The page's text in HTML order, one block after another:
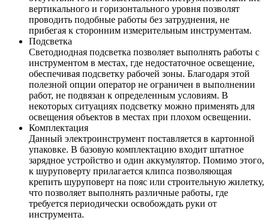
вертикального и горизонтального уровня позволят
проводить подобные работы без затруднения, не
прибегая к сторонним измерительным инструментам.
Подсветка
Светодиодная подсветка позволяет выполнять работы с
инструментом в местах, где недостаточное освещение,
обеспечивая подсветку рабочей зоны. Благодаря этой
полезной опции оператор не ограничен в выполнении
работ, не подвязан к определенным условиям. В
некоторых ситуациях подсветку можно применять для
освещения объектов в местах при плохом освещении.
Комплектация
Данный электроинструмент поставляется в картонной
упаковке. В базовую комплектацию входит штатное
зарядное устройство и один аккумулятор. Помимо этого,
к шуруповерту прилагается клипса позволяющая
крепить шуруповерт на пояс или строительную жилетку,
что позволяет выполнять различные работы, где
требуется периодически освобождать руки от
инструмента.